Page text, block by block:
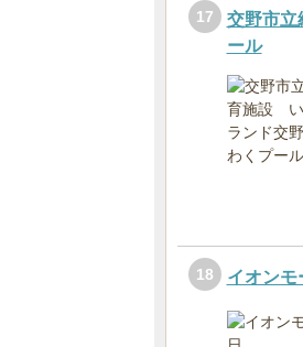
17
交野市
ール
18 イオンモ